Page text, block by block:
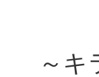
～キ